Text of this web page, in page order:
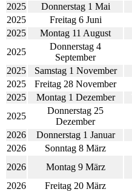
2025
Donnerstag 1 Mai
2025
Freitag 6 Juni
2025
Montag 11 August
2025
Donnerstag 4
September
2025
Samstag 1 November
2025
Freitag 28 November
2025
Montag 1 Dezember
2025
Donnerstag 25
Dezember
2026
Donnerstag 1 Januar
2026
Sonntag 8 März
2026
Montag 9 März
2026
Freitag 20 März